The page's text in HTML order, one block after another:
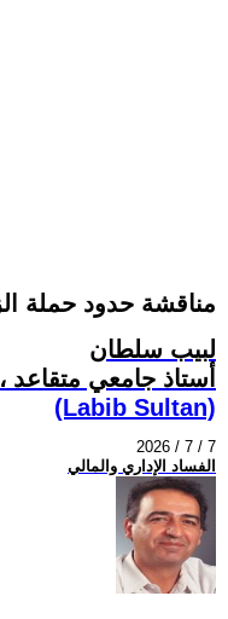
مناقشة حدود حملة
لبيب سلطان
أستاذ جامعي
(Labib Sultan)
2026 / 7 / 7
الفساد الإداري والمالي